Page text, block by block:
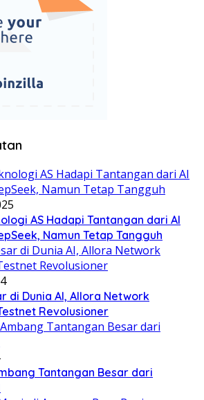
AS Hadapi Tantangan dari AI
Namun Tetap Tangguh
di Dunia AI, Allora Network
Revolusioner
Tantangan Besar dari